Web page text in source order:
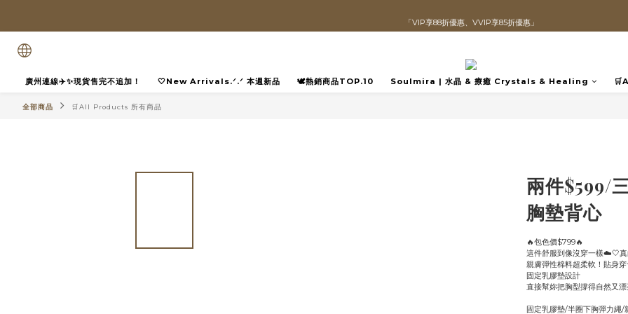
直播喊單享更優惠價格！！
廣州連線✈️✨現貨售完不追加！ 🤍New Arrivals.ᐟ.ᐟ 本週新品 🕊️熱銷商品TOP.10 Soulmira | 水晶 & 療癒 Crystals & Healing
全部商品 🛒All Products 所有商品
兩件$599/
胸墊背心
🔥包色價$799🔥
這件舒服到像沒穿一樣☁️🤍
親膚彈性棉料超柔軟！貼身
固定乳膠墊設計
直接幫妳把胸型撐得自然又漂
固定乳膠墊/半圈下胸彈力繩/